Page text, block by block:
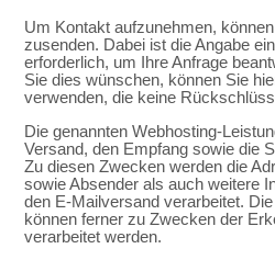
Um Kontakt aufzunehmen,
zusenden. Dabei ist die Angabe
erforderlich, um Ihre Anfrage
Sie dies wünschen, können Sie
verwenden, die keine
Die genannten Webhosting-
Versand, den Empfang sowie die
Zu diesen Zwecken werden die
sowie Absender als auch weitere
den E-Mailversand verarbeitet.
können ferner zu Zwecken der
verarbeitet werden.